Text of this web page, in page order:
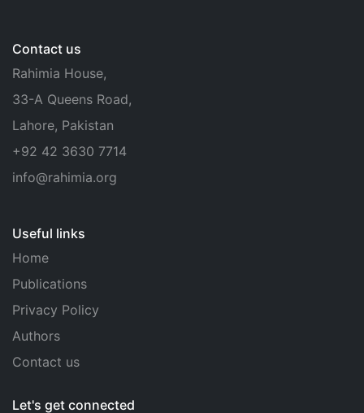
Contact us
Rahimia House,
33-A Queens Road,
Lahore, Pakistan
+92 42 3630 7714
info@rahimia.org
Useful links
Home
Publications
Privacy Policy
Authors
Contact us
Let's get connected